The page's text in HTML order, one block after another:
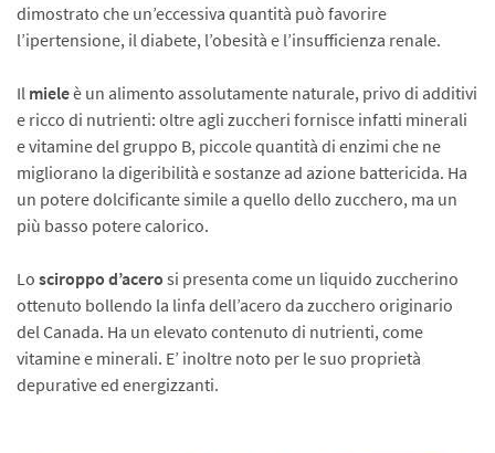
dimostrato che un’eccessiva quan­tità può favorire
l’ipertensione, il diabete, l’obesità e l’insufficienza renale.
Il mieleè un alimen­to assolutamente na­turale, privo di additi­vi
e ricco di nutrienti: oltre agli zuccheri fornisce infatti minerali
e vitamine del gruppo B, piccole quantità di enzimi che ne
miglio­rano la digeribilità e sostanze ad azione battericida. Ha
un potere dolcificante simile a quello dello zuc­chero, ma un
più basso potere calorico.
Lo sciroppo d’acero si presenta come un liquido zuccherino
ottenuto bollendo la linfa dell’acero da zucchero originario
del Canada. Ha un elevato contenuto di nutrienti, come
vitamine e minerali. E’ inoltre noto per le suo proprietà
depurative ed energizzanti.